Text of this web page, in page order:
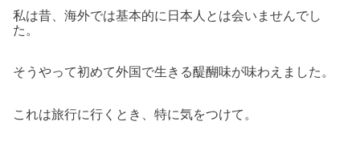
私は昔、海外では基本的に日本人とは会いませんでし
た。
そうやって初めて外国で生きる醍醐味が味わえました。
これは旅行に行くとき、特に気をつけて。